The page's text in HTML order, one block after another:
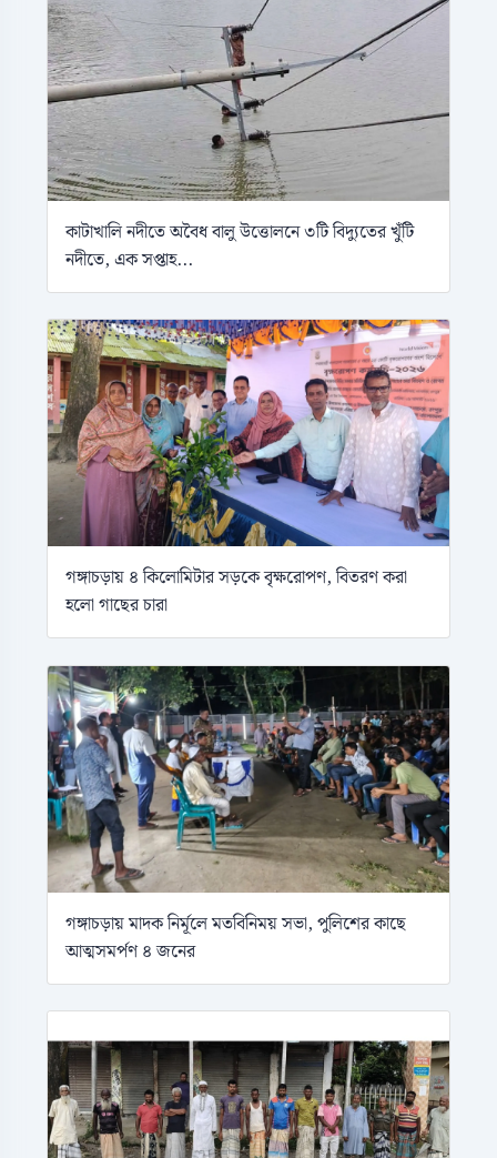
কাটাখালি নদীতে অবৈধ বালু উত্তোলনে ৩টি বিদ্যুতের খুঁটি
নদীতে, এক সপ্তাহ...
গঙ্গাচড়ায় ৪ কিলোমিটার সড়কে বৃক্ষরোপণ, বিতরণ করা
হলো গাছের চারা
গঙ্গাচড়ায় মাদক নির্মূলে মতবিনিময় সভা, পুলিশের কাছে
আত্মসমর্পণ ৪ জনের